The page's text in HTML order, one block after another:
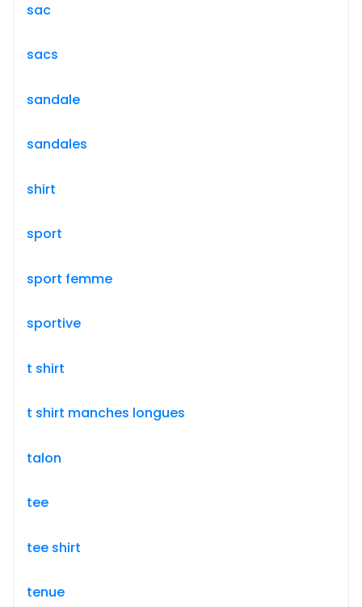
sac
sacs
sandale
sandales
shirt
sport
sport femme
sportive
t shirt
t shirt manches longues
talon
tee
tee shirt
tenue